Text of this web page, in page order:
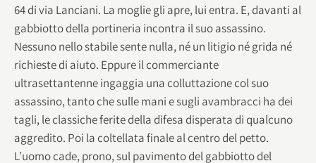
64 di via Lanciani. La moglie gli apre, lui entra. E, davanti al
gabbiotto della portineria incontra il suo assassino.
Nessuno nello stabile sente nulla, né un litigio né grida né
richieste di aiuto. Eppure il commerciante
ultrasettantenne ingaggia una colluttazione col suo
assassino, tanto che sulle mani e sugli avambracci ha dei
tagli, le classiche ferite della difesa disperata di qualcuno
aggredito. Poi la coltellata finale al centro del petto.
L’uomo cade, prono, sul pavimento del gabbiotto del